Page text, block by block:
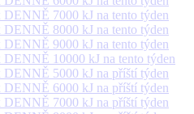
7000 kJ na tento týden
8000 kJ na tento týden
9000 kJ na tento týden
10000 kJ na tento týden
5000 kJ na příští týden
6000 kJ na příští týden
7000 kJ na příští týden